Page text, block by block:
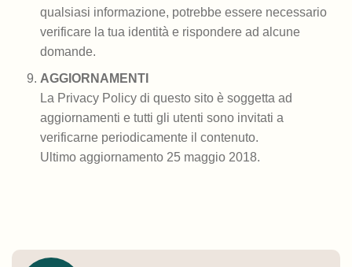
qualsiasi informazione, potrebbe essere necessario
verificare la tua identità e rispondere ad alcune
domande.
AGGIORNAMENTI
La Privacy Policy di questo sito è soggetta ad
aggiornamenti e tutti gli utenti sono invitati a
verificarne periodicamente il contenuto.
Ultimo aggiornamento 25 maggio 2018.